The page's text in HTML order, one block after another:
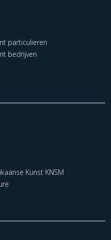
particulieren
bedrijven
Kunst KNSM